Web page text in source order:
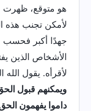
هو متوقع، ظهرت
لأمكن تجنب هذه
جهدًا أكبر فحسب
الأشخاص الذين
لأقرأه. يقول الله
ويمكنهم قبول
داموا يفهمون